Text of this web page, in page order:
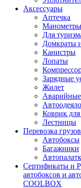
Аксессуары
Аптечка
Манометры
Для
Домкраты
Канистры
Лопаты
Зарядные
Жилет
Аварийные
Автоодеяло
Коврик
Лестницы
Перевозка грузов
Автобоксы
Багажники
Сертификаты и
автобоксов и
COOLBOX